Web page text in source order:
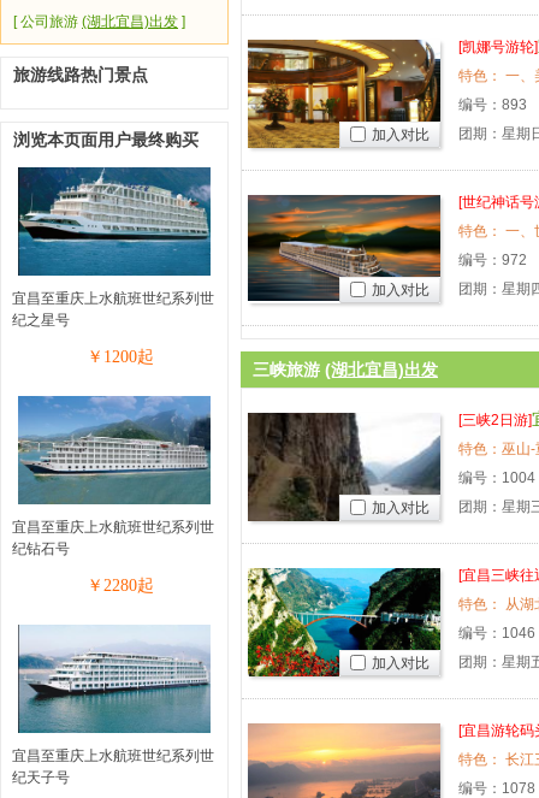
[ 公司旅游 (湖北宜昌)出发 ]
旅游线路热门景点
浏览本页面用户最终购买
宜昌至重庆上水航班世纪系列世
纪之星号
￥ 1200起
宜昌至重庆上水航班世纪系列世
纪钻石号
￥ 2280起
宜昌至重庆上水航班世纪系列世
纪天子号
[凯娜号游轮]
特色： 一、
编号： 893
团期：星期
加入对比
[世纪神话号
特色： 一、
编号： 972
团期：星期
加入对比
三峡旅游 (湖北宜昌)出发
[三峡2日游]
特色：巫山
编号： 1004
团期：星期
加入对比
[宜昌三峡往
特色： 从湖
编号： 1046
团期：星期
加入对比
[宜昌游轮码
特色： 长江
编号： 1078